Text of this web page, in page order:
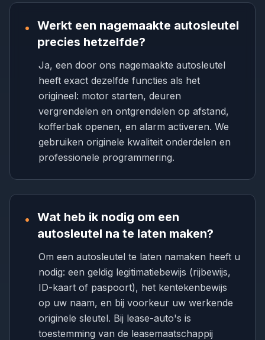
• Werkt een nagemaakte autosleutel
precies hetzelfde?
Ja, een door ons nagemaakte autosleutel
heeft exact dezelfde functies als het
origineel: motor starten, deuren
vergrendelen en ontgrendelen op afstand,
kofferbak openen, en alarm activeren. We
gebruiken originele kwaliteit onderdelen en
professionele programmering.
• Wat heb ik nodig om een
autosleutel na te laten maken?
Om een autosleutel te laten namaken heeft u
nodig: een geldig legitimatiebewijs (rijbewijs,
ID-kaart of paspoort), het kentekenbewijs
op uw naam, en bij voorkeur uw werkende
originele sleutel. Bij lease-auto's is
toestemming van de leasemaatschappij